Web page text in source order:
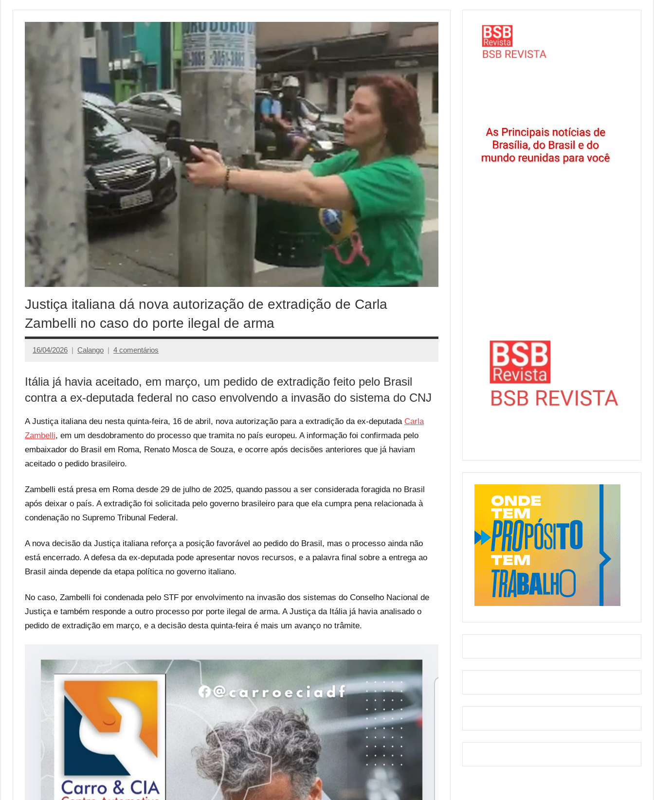
Justiça italiana dá nova autorização de extradição de Carla
Zambelli no caso do porte ilegal de arma
16/04/2026 Calango 4 comentários
Itália já havia aceitado, em março, um pedido de extradição feito pelo Brasil
contra a ex-deputada federal no caso envolvendo a invasão do sistema do CNJ
A Justiça italiana deu nesta quinta-feira, 16 de abril, nova autorização para a extradição da ex-deputada Carla
Zambelli, em um desdobramento do processo que tramita no país europeu. A informação foi confirmada pelo
embaixador do Brasil em Roma, Renato Mosca de Souza, e ocorre após decisões anteriores que já haviam
aceitado o pedido brasileiro.
Zambelli está presa em Roma desde 29 de julho de 2025, quando passou a ser considerada foragida no Brasil
após deixar o país. A extradição foi solicitada pelo governo brasileiro para que ela cumpra pena relacionada à
condenação no Supremo Tribunal Federal.
A nova decisão da Justiça italiana reforça a posição favorável ao pedido do Brasil, mas o processo ainda não
está encerrado. A defesa da ex-deputada pode apresentar novos recursos, e a palavra final sobre a entrega ao
Brasil ainda depende da etapa política no governo italiano.
No caso, Zambelli foi condenada pelo STF por envolvimento na invasão dos sistemas do Conselho Nacional de
Justiça e também responde a outro processo por porte ilegal de arma. A Justiça da Itália já havia analisado o
pedido de extradição em março, e a decisão desta quinta-feira é mais um avanço no trâmite.